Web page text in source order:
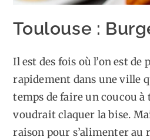
Toulouse :
Il est des fois où l’on est de
rapidement dans une ville
temps de faire un coucou à
voudrait claquer la bise.
raison pour s’alimenter au